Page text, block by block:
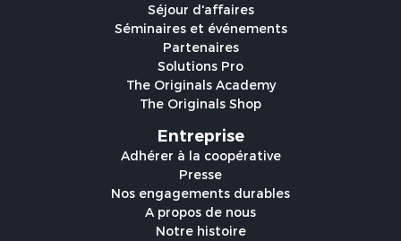
Séjour d'affaires
Séminaires et événements
Partenaires
Solutions Pro
The Originals Academy
The Originals Shop
Entreprise
Adhérer à la coopérative
Presse
Nos engagements durables
A propos de nous
Notre histoire